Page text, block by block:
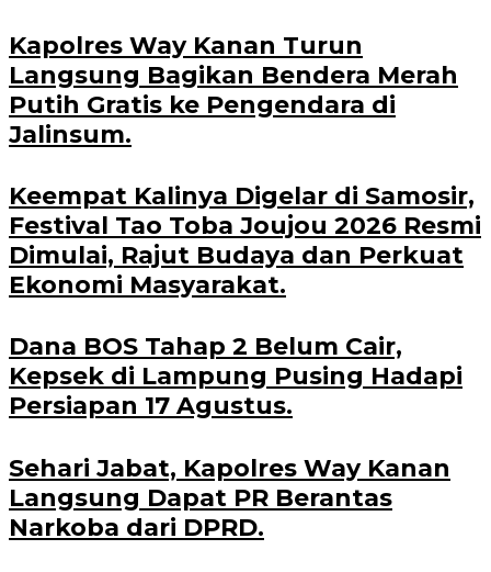
Kapolres Way Kanan Turun
Langsung Bagikan Bendera Merah
Putih Gratis ke Pengendara di
Jalinsum.
Keempat Kalinya Digelar di Samosir,
Festival Tao Toba Joujou 2026 Resmi
Dimulai, Rajut Budaya dan Perkuat
Ekonomi Masyarakat.
Dana BOS Tahap 2 Belum Cair,
Kepsek di Lampung Pusing Hadapi
Persiapan 17 Agustus.
Sehari Jabat, Kapolres Way Kanan
Langsung Dapat PR Berantas
Narkoba dari DPRD.